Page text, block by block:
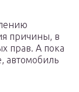
причины, в
прав. А пока
автомобиль